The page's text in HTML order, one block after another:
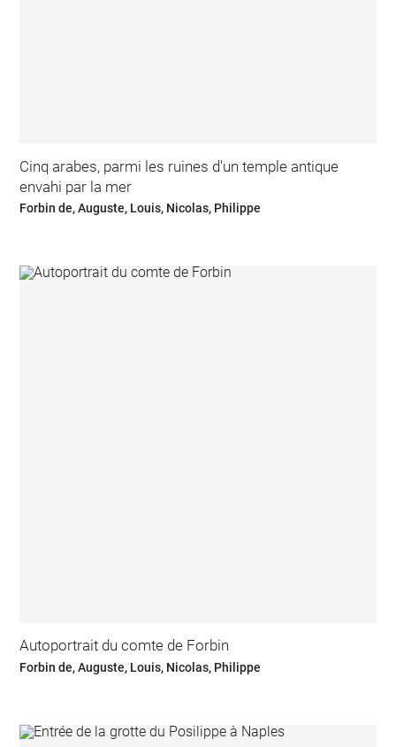
Cinq arabes, parmi les ruines d'un temple antique
envahi par la mer
Forbin de, Auguste, Louis, Nicolas, Philippe
Autoportrait du comte de Forbin
Forbin de, Auguste, Louis, Nicolas, Philippe